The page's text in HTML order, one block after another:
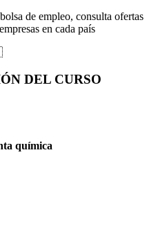
de empleo, consulta ofertas
en cada país
DEL CURSO
química